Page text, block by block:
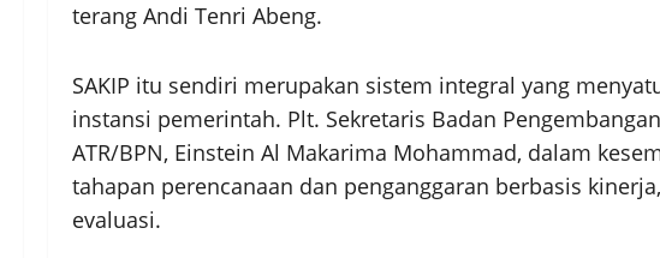
terang Andi Tenri Abeng.
SAKIP itu sendiri merupakan sistem integral yang
instansi pemerintah. Plt. Sekretaris Badan
ATR/BPN, Einstein Al Makarima Mohammad, dalam
tahapan perencanaan dan penganggaran berbasis
evaluasi.